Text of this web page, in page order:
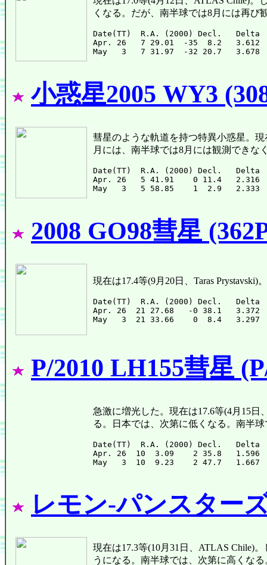
くなる。だが、南半球では8月には再び
Date(TT)  R.A. (2000) Decl.
Apr. 26   7 29.01  -35  8.2
小惑星2005 WY3
彗星のような軌道を持つ特異小惑星。現
月には、南半球では8月には観測できな
Date(TT)  R.A. (2000) Decl.
Apr. 26   5 41.91    0 11.4
2008 GO98彗星
現在は17.4等(9月20日、Taras
Date(TT)  R.A. (2000) Decl.
Apr. 26  21 27.68   -0 38.1
P/2010 LH155彗星
急激に増光した。現在は17.6等(4月15日
る。日本では、次第に低くなる。南半
Date(TT)  R.A. (2000) Decl.
Apr. 26  10  3.09    2 35.8
レモン-パンスター
現在は17.3等(10月31日、ATLAS Chile)
うになる。南半球では、次第に高くなる